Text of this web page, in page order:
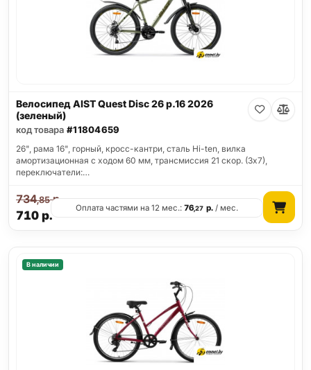
Велосипед AIST Quest Disc 26 р.16 2026
(зеленый)
код товара #11804659
26", рама 16", горный, кросс-кантри, сталь Hi-ten, вилка
амортизационная с ходом 60 мм, трансмиссия 21 скор. (3х7),
переключатели:…
710р.
734,85р.
Оплата частями на 12 мес.:76,27 р./ мес.
В наличии